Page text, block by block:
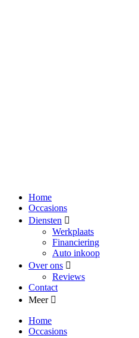
Home
Occasions
Diensten
Werkplaats
Financiering
Auto inkoop
Over ons
Reviews
Contact
Meer
Home
Occasions